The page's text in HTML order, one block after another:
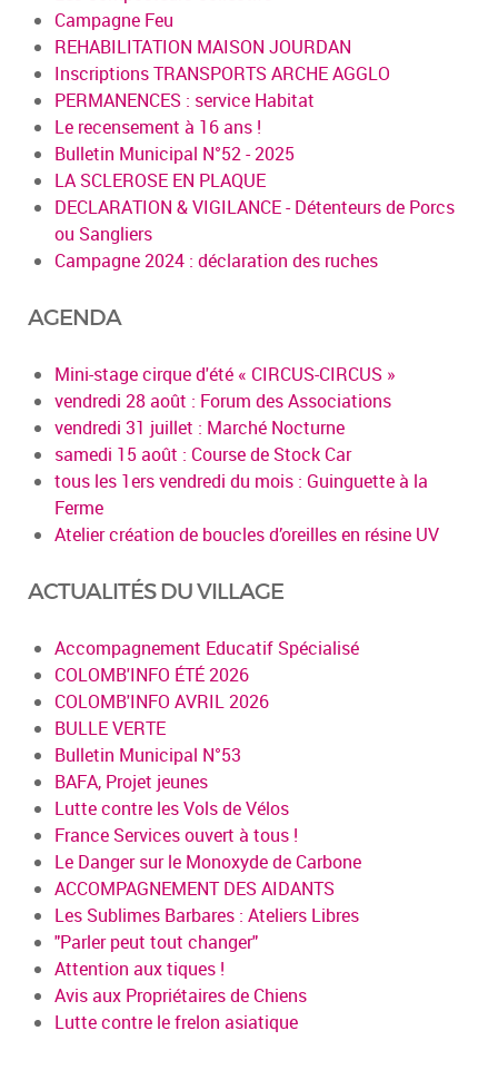
Campagne Feu
REHABILITATION MAISON JOURDAN
Inscriptions TRANSPORTS ARCHE AGGLO
PERMANENCES : service Habitat
Le recensement à 16 ans !
Bulletin Municipal N°52 - 2025
LA SCLEROSE EN PLAQUE
DECLARATION & VIGILANCE - Détenteurs de Porcs
ou Sangliers
Campagne 2024 : déclaration des ruches
AGENDA
Mini-stage cirque d'été « CIRCUS-CIRCUS »
vendredi 28 août : Forum des Associations
vendredi 31 juillet : Marché Nocturne
samedi 15 août : Course de Stock Car
tous les 1ers vendredi du mois : Guinguette à la
Ferme
Atelier création de boucles d’oreilles en résine UV
ACTUALITÉS DU VILLAGE
Accompagnement Educatif Spécialisé
COLOMB'INFO ÉTÉ 2026
COLOMB'INFO AVRIL 2026
BULLE VERTE
Bulletin Municipal N°53
BAFA, Projet jeunes
Lutte contre les Vols de Vélos
France Services ouvert à tous !
Le Danger sur le Monoxyde de Carbone
ACCOMPAGNEMENT DES AIDANTS
Les Sublimes Barbares : Ateliers Libres
"Parler peut tout changer"
Attention aux tiques !
Avis aux Propriétaires de Chiens
Lutte contre le frelon asiatique